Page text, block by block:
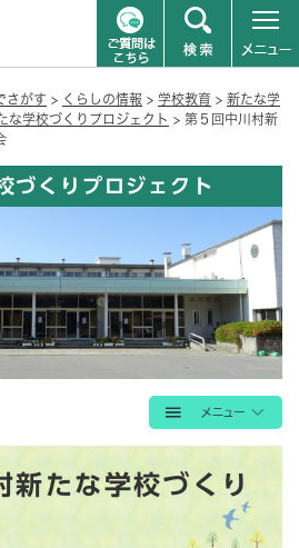
さがす > くらしの情報 > 学校教育 > 新たな学
な学校づくりプロジェクト > 第５回中川村新
づくりプロジェクト
新たな学校づくり